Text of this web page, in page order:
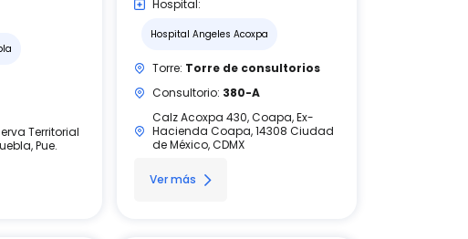
Territorial
Pue.
Hospital:
Hospital Angeles Acoxpa
Torre: Torre de consultorios
Consultorio: 380-A
Calz Acoxpa 430, Coapa, Ex-
Hacienda Coapa, 14308 Ciudad
de México, CDMX
Ver más